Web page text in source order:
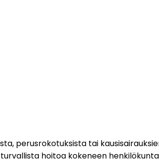
perusrokotuksista tai
hoitoa kokeneen